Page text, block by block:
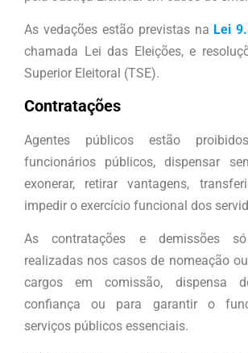
As vedações estão previstas na Lei
chamada Lei das Eleições, e
Superior Eleitoral (TSE).
Contratações
Agentes públicos estão
funcionários públicos, dispensar
exonerar, retirar vantagens,
impedir o exercício funcional dos
As contratações e demissões
realizadas nos casos de nomeação
cargos em comissão, dispensa
confiança ou para garantir o
serviços públicos essenciais.